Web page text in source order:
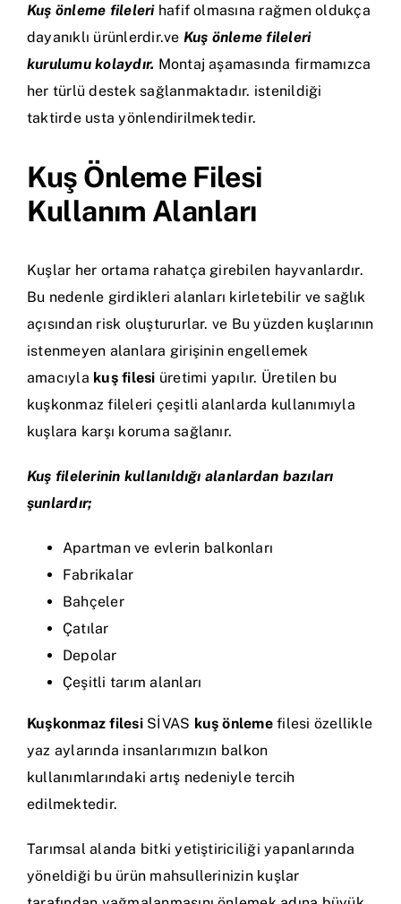
Kuş önleme filelerihafif olmasına rağmen oldukça
dayanıklı ürünlerdir.ve Kuş önleme fileleri
kurulumu kolaydır. Montaj aşamasında firmamızca
her türlü destek sağlanmaktadır. istenildiği
taktirde usta yönlendirilmektedir.
Kuş Önleme Filesi
Kullanım Alanları
Kuşlar her ortama rahatça girebilen hayvanlardır.
Bu nedenle girdikleri alanları kirletebilir ve sağlık
açısından risk oluştururlar. ve Bu yüzden kuşlarının
istenmeyen alanlara girişinin engellemek
amacıyla kuş filesi üretimi yapılır. Üretilen bu
kuşkonmaz fileleri çeşitli alanlarda kullanımıyla
kuşlara karşı koruma sağlanır.
Kuş filelerinin kullanıldığı alanlardan bazıları
şunlardır;
Apartman ve evlerin balkonları
Fabrikalar
Bahçeler
Çatılar
Depolar
Çeşitli tarım alanları
Kuşkonmaz filesi SİVAS kuş önlemefilesi özellikle
yaz aylarında insanlarımızın balkon
kullanımlarındaki artış nedeniyle tercih
edilmektedir.
Tarımsal alanda bitki yetiştiriciliği yapanlarında
yöneldiği bu ürün mahsullerinizin kuşlar